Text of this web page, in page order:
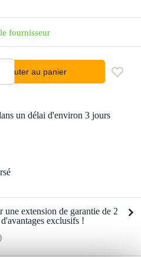
fournisseur
Ajouter au panier
un délai d'environ 3 jours
une extension de garantie de 2
exclusifs !